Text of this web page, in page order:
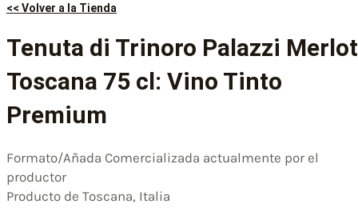
<< Volver a la Tienda
Tenuta di Trinoro Palazzi Merlot
Toscana 75 cl: Vino Tinto
Premium
Formato/Añada Comercializada actualmente por el
productor
Producto de Toscana, Italia